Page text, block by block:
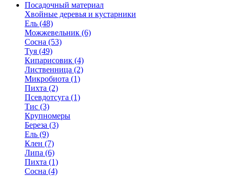
Посадочный материал
Хвойные деревья и кустарники
Ель (48)
Можжевельник (6)
Сосна (53)
Туя (49)
Кипарисовик (4)
Лиственница (2)
Микробиота (1)
Пихта (2)
Псевдотсуга (1)
Тис (3)
Крупномеры
Береза (3)
Ель (9)
Клен (7)
Липа (6)
Пихта (1)
Сосна (4)